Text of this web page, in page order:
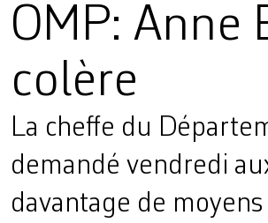
OMP: Anne
colère
La cheffe du
demandé vendredi
davantage de